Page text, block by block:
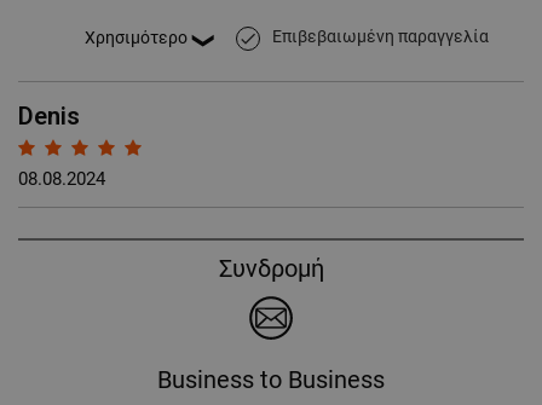
done Επιβεβαιωμένη παραγγελία
Denis
08.08.2024
Συνδρομή
Business to Business